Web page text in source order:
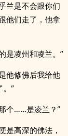
兰是不会跟你们
他们走了，他拿
是凌州和凌兰。”
他修佛后我给他
。”
个……是凌兰？”
是高深的佛法，